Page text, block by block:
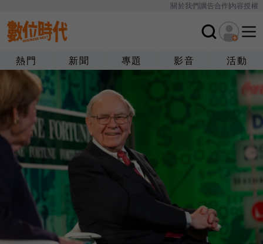
關於我們廣告合作內容授權
熱門 新聞 專題 影音 活動